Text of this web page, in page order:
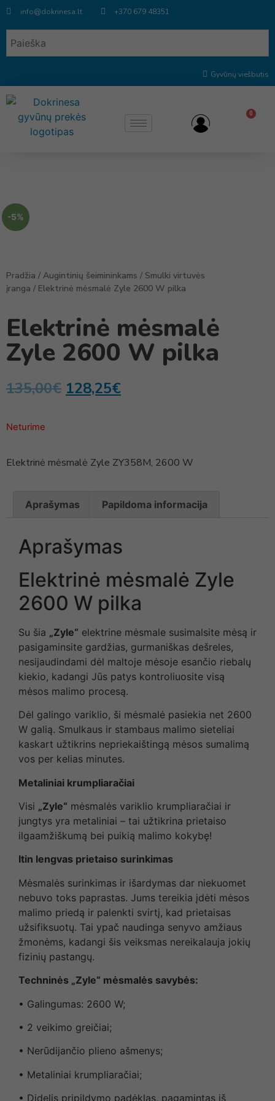
info@dokrinesa.lt +370 679 48351
Gyvūnų viešbutis
0
-5%
Pradžia / Augintinių šeimininkams / Smulki virtuvės
įranga / Elektrinė mėsmalė Zyle 2600 W pilka
Elektrinė mėsmalė
Zyle 2600 W pilka
135,00€ 128,25€
Neturime
Elektrinė mėsmalė Zyle ZY358M, 2600 W
Aprašymas Papildoma informacija
Aprašymas
Elektrinė mėsmalė Zyle
2600 W pilka
Su šia „Zyle“ elektrine mėsmale susimalsite mėsą ir
pasigaminsite gardžias, gurmaniškas dešreles,
nesijaudindami dėl maltoje mėsoje esančio riebalų
kiekio, kadangi Jūs patys kontroliuosite visą
mėsos malimo procesą.
Dėl galingo variklio, ši mėsmalė pasiekia net 2600
W galią. Smulkaus ir stambaus malimo sieteliai
kaskart užtikrins nepriekaištingą mėsos sumalimą
vos per kelias minutes.
Metaliniai krumpliaračiai
Visi „Zyle“ mėsmalės variklio krumpliaračiai ir
jungtys yra metaliniai – tai užtikrina prietaiso
ilgaamžiškumą bei puikią malimo kokybę!
Itin lengvas prietaiso surinkimas
Mėsmalės surinkimas ir išardymas dar niekuomet
nebuvo toks paprastas. Jums tereikia įdėti mėsos
malimo priedą ir palenkti svirtį, kad prietaisas
užsifiksuotų. Tai ypač naudinga senyvo amžiaus
žmonėms, kadangi šis veiksmas nereikalauja jokių
fizinių pastangų.
Techninės „Zyle“ mėsmalės savybės:
• Galingumas: 2600 W;
• 2 veikimo greičiai;
• Nerūdijančio plieno ašmenys;
• Metaliniai krumpliaračiai;
• Didelis pripildymo padėklas, pagamintas iš